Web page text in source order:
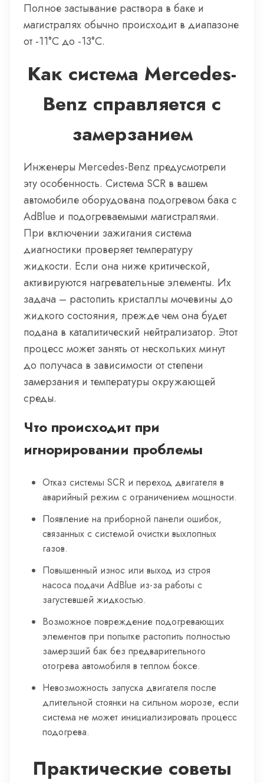
Полное застывание раствора в баке и
магистралях обычно происходит в диапазоне
от -11°C до -13°C.
Как система Mercedes-
Benz справляется с
замерзанием
Инженеры Mercedes-Benz предусмотрели
эту особенность. Система SCR в вашем
автомобиле оборудована подогревом бака с
AdBlue и подогреваемыми магистралями.
При включении зажигания система
диагностики проверяет температуру
жидкости. Если она ниже критической,
активируются нагревательные элементы. Их
задача – растопить кристаллы мочевины до
жидкого состояния, прежде чем она будет
подана в каталитический нейтрализатор. Этот
процесс может занять от нескольких минут
до получаса в зависимости от степени
замерзания и температуры окружающей
среды.
Что происходит при
игнорировании проблемы
Отказ системы SCR и переход двигателя в
аварийный режим с ограничением мощности.
Появление на приборной панели ошибок,
связанных с системой очистки выхлопных
газов.
Повышенный износ или выход из строя
насоса подачи AdBlue из-за работы с
загустевшей жидкостью.
Возможное повреждение подогревающих
элементов при попытке растопить полностью
замерзший бак без предварительного
отогрева автомобиля в теплом боксе.
Невозможность запуска двигателя после
длительной стоянки на сильном морозе, если
система не может инициализировать процесс
подогрева.
Практические советы